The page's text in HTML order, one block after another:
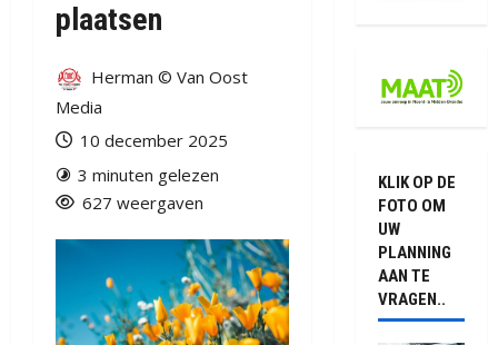
plaatsen
Herman © Van Oost
Media
10 december 2025
3 minuten gelezen
627 weergaven
KLIK OP DE
FOTO OM
UW
PLANNING
AAN TE
VRAGEN..